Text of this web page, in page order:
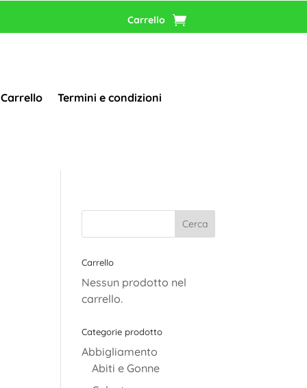
Carrello
Carrello Termini e condizioni
Carrello
Nessun prodotto nel
carrello.
Categorie prodotto
Abbigliamento
Abiti e Gonne